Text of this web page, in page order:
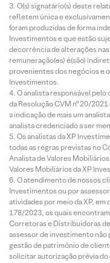
O(s) signatário(s) deste
refletem única e
foram produzidas de forma
Investimentos e que estão
decorrência de alterações
remuneração(es) é(são)
provenientes dos negócios e
Investimentos.
O analista responsável
da Resolução CVM nº 20/
a indicação de mais um
analista credenciado a ser
Os analistas da XP
todas as regras previstas no
Analista de Valores
Valores Mobiliários da XP
O atendimento de nossos
Investimentos ou por
atividades por meio da XP, em
178/2023, os quais
Corretoras e Distribuidoras
assessor de investimento
gestão de patrimônio de
solicitar autorização prévia do